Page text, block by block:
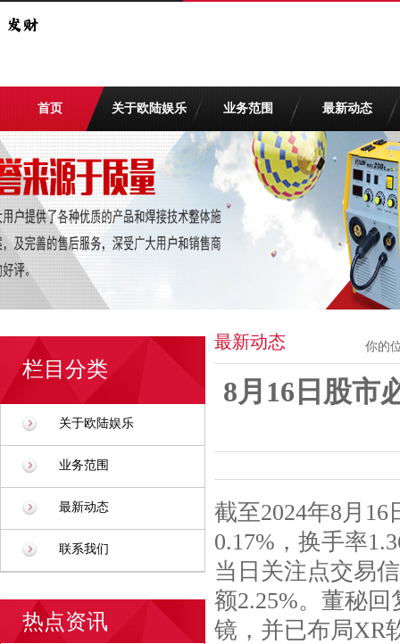
首页 关于欧陆娱乐 业务范围 最新动态
栏目分类
关于欧陆娱乐
业务范围
最新动态
联系我们
热点资讯
你的
最新动态
8月16日股市
截至2024年8月
0.17%，换手率
当日关注点交易
额2.25%。董秘
镜，并已布局XR